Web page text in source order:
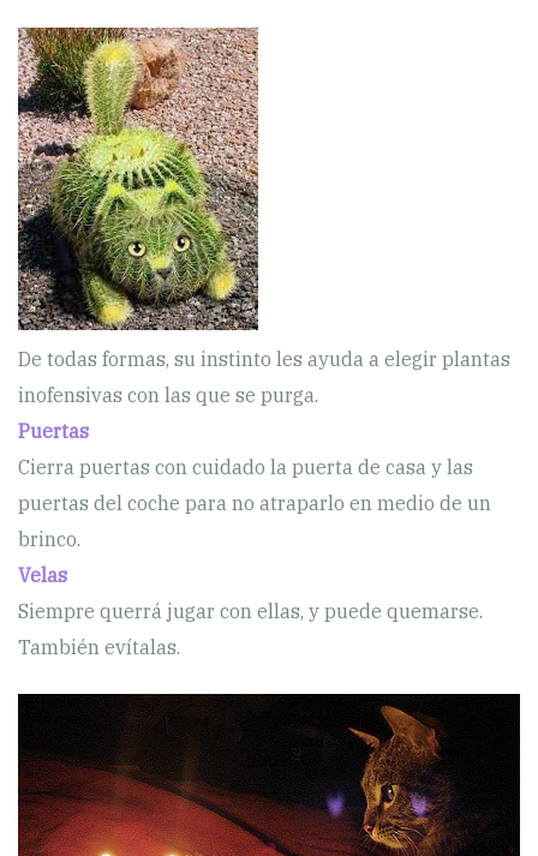
De todas formas, su instinto les ayuda a elegir plantas
inofensivas con las que se purga.
Puertas
Cierra puertas con cuidado la puerta de casa y las
puertas del coche para no atraparlo en medio de un
brinco.
Velas
Siempre querrá jugar con ellas, y puede quemarse.
También evítalas.